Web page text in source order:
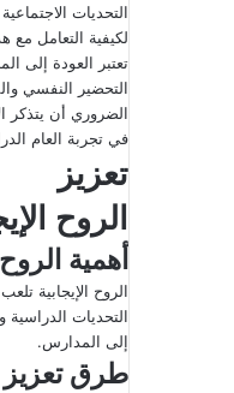
التحديات
لكيفية التعامل
تعتبر العودة إلى
التحضير النفسي
الضروري أن يتذكر
في تجربة العام
تعزيز
الروح
أهمية الروح
الروح الإيجابية
التحديات
إلى المدارس.
طرق تعزيز